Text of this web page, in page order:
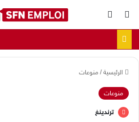
بحث عنالوضع المظلم
الرئيسية/ منوعات
منوعات
ترندينغ